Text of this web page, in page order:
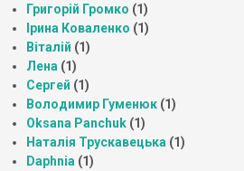
Григорій Громко (1)
Ірина Коваленко (1)
Віталій (1)
Лена (1)
Сергей (1)
Володимир Гуменюк (1)
Oksana Panchuk (1)
Наталія Трускавецька (1)
Daphnia (1)